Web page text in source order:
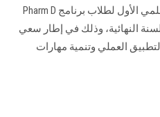
الصيدلة، نظمت الكلية المؤتمر العلمي الأول لطلاب برنامج Pharm D
النهائية، وذلك في إطار سعي
العملي وتنمية مهارات